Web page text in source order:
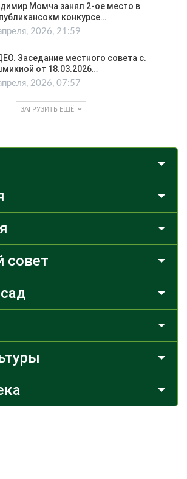
Момча занял 2-ое место в
конкурсе…
2026, 21:59
Заседание местного совета с.
от 18.03.2026…
2026, 07:57
ЗАГРУЗИТЬ ЕЩЁ
совет